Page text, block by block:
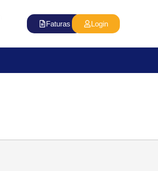
Faturas Login